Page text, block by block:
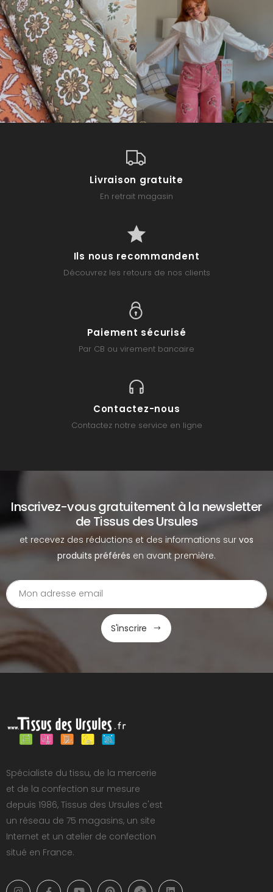
Livraison gratuite
En retrait magasin
Ils nous recommandent
Découvrez les retours de nos clients
Paiement sécurisé
Par CB ou virement bancaire
Contactez-nous
Contactez notre service en ligne
Inscrivez-vous gratuitement à la newsletter
de Tissus des Ursules
et recevez des réductions et des informations sur vos
produits préférés en avant première.
S'inscrire
Spécialiste du tissu, de la mercerie
et de la confection sur mesure
depuis 1986, Tissus des Ursules c'est
un réseau de 75 magasins, un site
Internet et un atelier de confection
situé en France.